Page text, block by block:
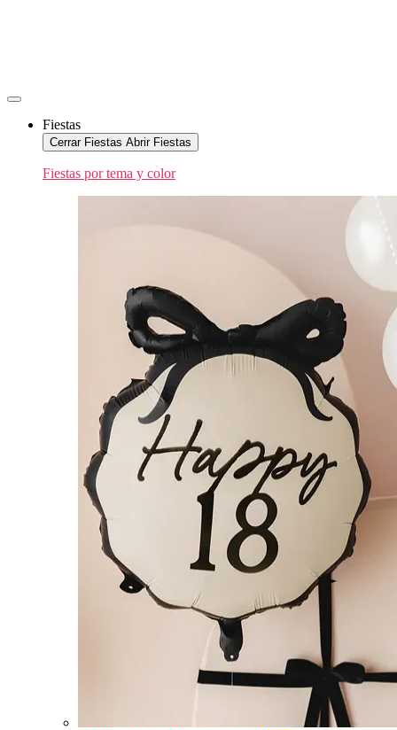
Fiestas
Cerrar Fiestas Abrir Fiestas
Fiestas por tema y color